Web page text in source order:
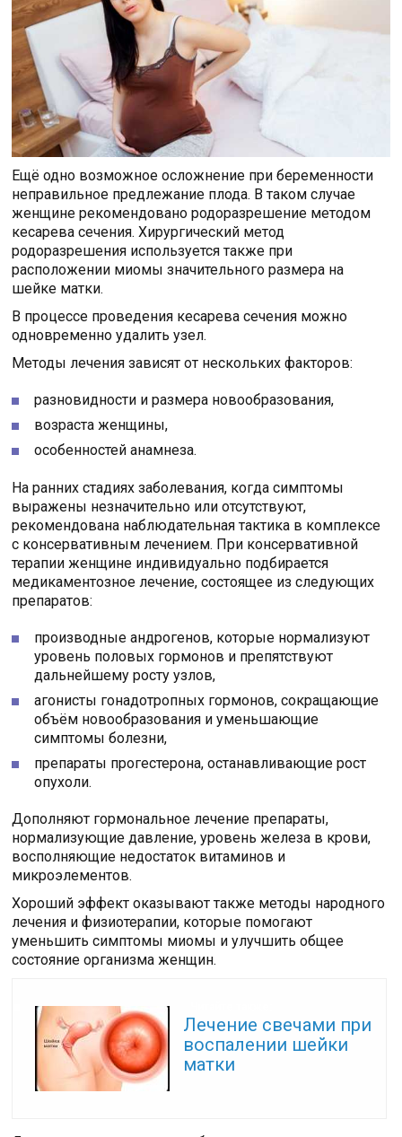
Ещё одно возможное осложнение при беременности
неправильное предлежание плода. В таком случае
женщине рекомендовано родоразрешение методом
кесарева сечения. Хирургический метод
родоразрешения используется также при
расположении миомы значительного размера на
шейке матки.
В процессе проведения кесарева сечения можно
одновременно удалить узел.
Методы лечения зависят от нескольких факторов:
разновидности и размера новообразования,
возраста женщины,
особенностей анамнеза.
На ранних стадиях заболевания, когда симптомы
выражены незначительно или отсутствуют,
рекомендована наблюдательная тактика в комплексе
с консервативным лечением. При консервативной
терапии женщине индивидуально подбирается
медикаментозное лечение, состоящее из следующих
препаратов:
производные андрогенов, которые нормализуют
уровень половых гормонов и препятствуют
дальнейшему росту узлов,
агонисты гонадотропных гормонов, сокращающие
объём новообразования и уменьшающие
симптомы болезни,
препараты прогестерона, останавливающие рост
опухоли.
Дополняют гормональное лечение препараты,
нормализующие давление, уровень железа в крови,
восполняющие недостаток витаминов и
микроэлементов.
Хороший эффект оказывают также методы народного
лечения и физиотерапии, которые помогают
уменьшить симптомы миомы и улучшить общее
состояние организма женщин.
Лечение свечами при
воспалении шейки
матки